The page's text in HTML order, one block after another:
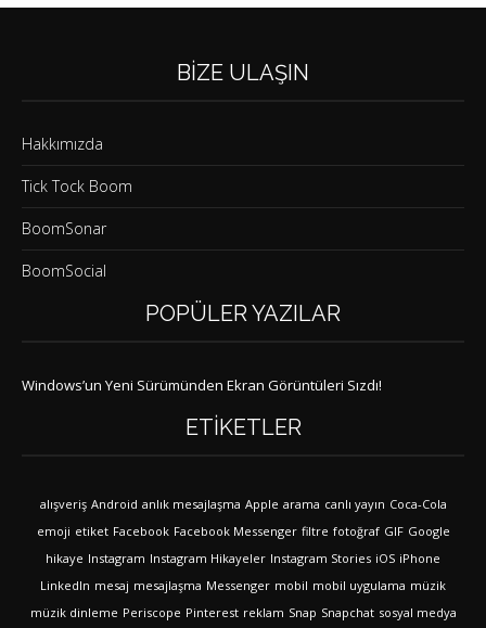
BIZE ULAŞIN
Hakkımızda
Tick Tock Boom
BoomSonar
BoomSocial
POPÜLER YAZILAR
Windows’un Yeni Sürümünden Ekran Görüntüleri Sızdı!
ETIKETLER
alışveriş Android anlık mesajlaşma Apple arama canlı yayın Coca-Cola
emoji etiket Facebook Facebook Messenger filtre fotoğraf GIF Google
hikaye Instagram Instagram Hikayeler Instagram Stories iOS iPhone
LinkedIn mesaj mesajlaşma Messenger mobil mobil uygulama müzik
müzik dinleme Periscope Pinterest reklam Snap Snapchat sosyal medya